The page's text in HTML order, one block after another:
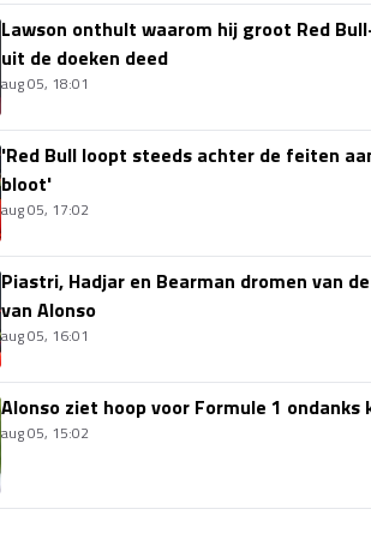
Lawson onthult waarom hij groot Red
uit de doeken deed
aug 05, 18:01
'Red Bull loopt steeds achter de feiten
bloot'
aug 05, 17:02
Piastri, Hadjar en Bearman dromen van
van Alonso
aug 05, 16:01
Alonso ziet hoop voor Formule 1
aug 05, 15:02